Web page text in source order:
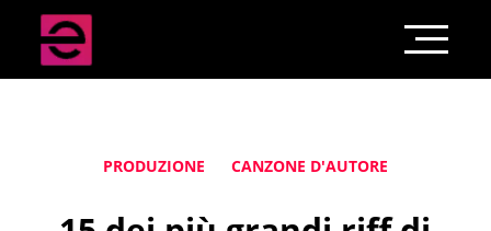
PRODUZIONE CANZONE D'AUTORE